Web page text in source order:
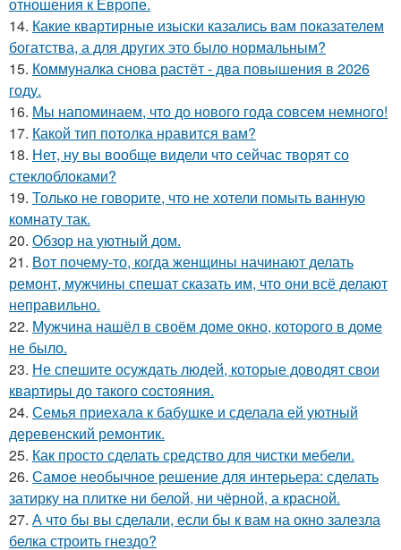
14. Какие квартирные изыски казались вам показателем
богатства, а для других это было нормальным?
15. Коммуналка снова растёт - два повышения в 2026
году.
16. Мы напоминаем, что до нового года совсем немного!
17. Какой тип потолка нравится вам?
18. Нет, ну вы вообще видели что сейчас творят со
стеклоблоками?
19. Только не говорите, что не хотели помыть ванную
комнату так.
20. Обзор на уютный дом.
21. Вот почему-то, когда женщины начинают делать
ремонт, мужчины спешат сказать им, что они всё делают
неправильно.
22. Мужчина нашёл в своём доме окно, которого в доме
не было.
23. Не спешите осуждать людей, которые доводят свои
квартиры до такого состояния.
24. Семья приехала к бабушке и сделала ей уютный
деревенский ремонтик.
25. Как просто сделать средство для чистки мебели.
26. Самое необычное решение для интерьера: сделать
затирку на плитке ни белой, ни чёрной, а красной.
27. А что бы вы сделали, если бы к вам на окно залезла
белка строить гнездо?